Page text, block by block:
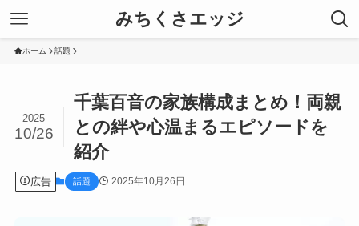
みちくさエッジ
ホーム 話題
千葉百音の家族構成まとめ！両親
との絆や心温まるエピソードを
紹介
2025
10/26
広告 話題 2025年10月26日